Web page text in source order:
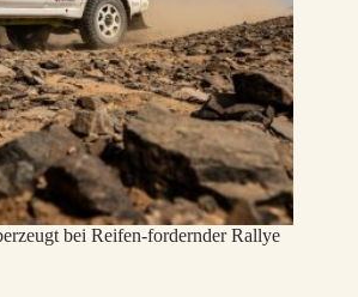
bei Reifen-fordernder Rallye